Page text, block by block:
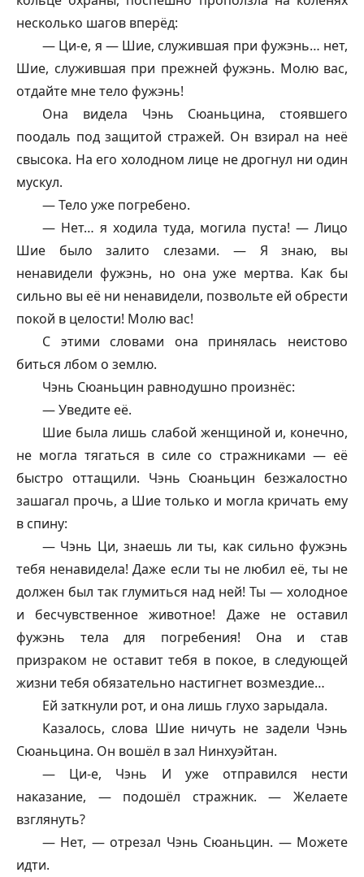
несколько шагов вперёд:
— Ци-е, я — Шие, служившая при фужэнь… нет,
Шие, служившая при прежней фужэнь. Молю вас,
отдайте мне тело фужэнь!
Она видела Чэнь Сюаньцина, стоявшего
поодаль под защитой стражей. Он взирал на неё
свысока. На его холодном лице не дрогнул ни один
мускул.
— Тело уже погребено.
— Нет… я ходила туда, могила пуста! — Лицо
Шие было залито слезами. — Я знаю, вы
ненавидели фужэнь, но она уже мертва. Как бы
сильно вы её ни ненавидели, позвольте ей обрести
покой в целости! Молю вас!
С этими словами она принялась неистово
биться лбом о землю.
Чэнь Сюаньцин равнодушно произнёс:
— Уведите её.
Шие была лишь слабой женщиной и, конечно,
не могла тягаться в силе со стражниками — её
быстро оттащили. Чэнь Сюаньцин безжалостно
зашагал прочь, а Шие только и могла кричать ему
в спину:
— Чэнь Ци, знаешь ли ты, как сильно фужэнь
тебя ненавидела! Даже если ты не любил её, ты не
должен был так глумиться над ней! Ты — холодное
и бесчувственное животное! Даже не оставил
фужэнь тела для погребения! Она и став
призраком не оставит тебя в покое, в следующей
жизни тебя обязательно настигнет возмездие…
Ей заткнули рот, и она лишь глухо зарыдала.
Казалось, слова Шие ничуть не задели Чэнь
Сюаньцина. Он вошёл в зал Нинхуэйтан.
— Ци-е, Чэнь И уже отправился нести
наказание, — подошёл стражник. — Желаете
взглянуть?
— Нет, — отрезал Чэнь Сюаньцин. — Можете
идти.